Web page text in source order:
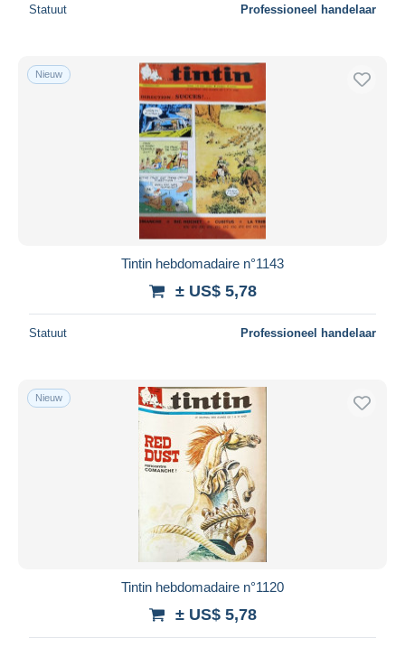
Statuut Professioneel handelaar
Nieuw
Tintin hebdomadaire n°1143
± US$ 5,78
Statuut Professioneel handelaar
Nieuw
Tintin hebdomadaire n°1120
± US$ 5,78